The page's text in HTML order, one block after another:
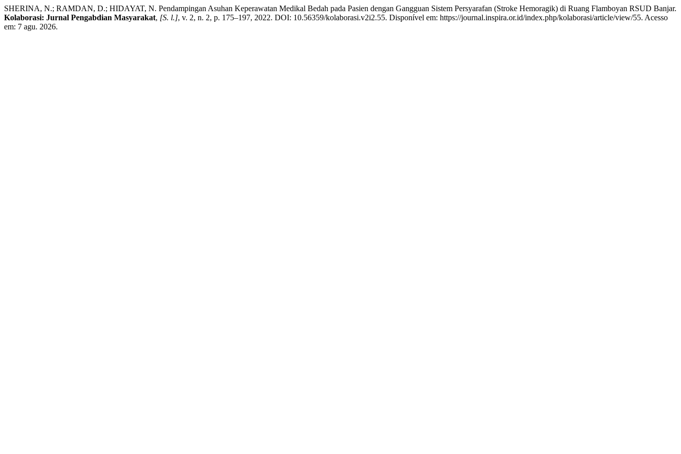
SHERINA, N.; RAMDAN, D.; HIDAYAT, N. Pendampingan Asuhan Keperawatan Medikal Bedah pada Pasien dengan Gangguan Sistem Persyarafan (Stroke Hemoragik) di Ruang Flamboyan RSUD Banjar.
Kolaborasi: Jurnal Pengabdian Masyarakat, [S. l.], v. 2, n. 2, p. 175–197, 2022. DOI: 10.56359/kolaborasi.v2i2.55. Disponível em: https://journal.inspira.or.id/index.php/kolaborasi/article/view/55. Acesso
em: 7 agu. 2026.